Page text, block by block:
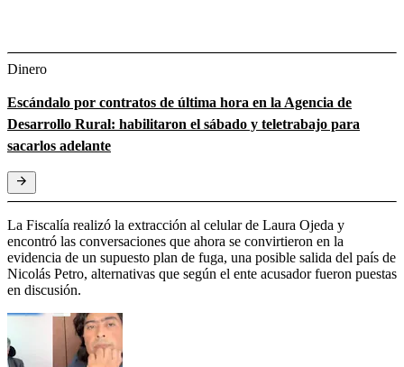
Dinero
Escándalo por contratos de última hora en la Agencia de
Desarrollo Rural: habilitaron el sábado y teletrabajo para
sacarlos adelante
La Fiscalía realizó la extracción al celular de Laura Ojeda y
encontró las conversaciones que ahora se convirtieron en la
evidencia de un supuesto plan de fuga, una posible salida del país de
Nicolás Petro, alternativas que según el ente acusador fueron puestas
en discusión.